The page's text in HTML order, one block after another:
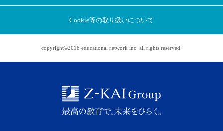
アプリに切り替えてみませんか
アプリ限定のコラムを配信中！
Cookie等の取り扱いについて
copyright©2018 educational network inc. all rights reserved.